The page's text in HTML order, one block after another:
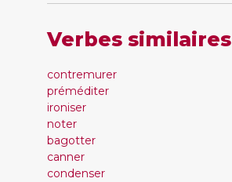
Verbes similaires
contremurer
préméditer
ironiser
noter
bagotter
canner
condenser